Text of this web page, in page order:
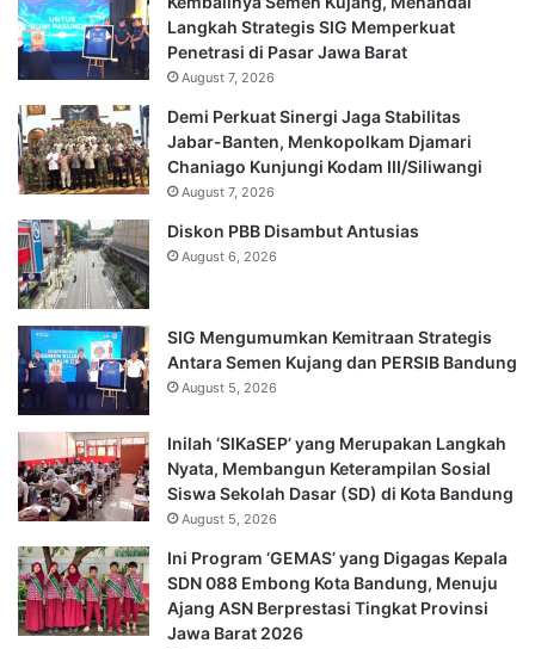
Langkah Strategis SIG Memperkuat
Penetrasi di Pasar Jawa Barat
August 7, 2026
Demi Perkuat Sinergi Jaga Stabilitas
Jabar-Banten, Menkopolkam Djamari
Chaniago Kunjungi Kodam III/Siliwangi
August 7, 2026
Diskon PBB Disambut Antusias
August 6, 2026
SIG Mengumumkan Kemitraan Strategis
Antara Semen Kujang dan PERSIB Bandung
August 5, 2026
Inilah ‘SIKaSEP’ yang Merupakan Langkah
Nyata, Membangun Keterampilan Sosial
Siswa Sekolah Dasar (SD) di Kota Bandung
August 5, 2026
Ini Program ‘GEMAS’ yang Digagas Kepala
SDN 088 Embong Kota Bandung, Menuju
Ajang ASN Berprestasi Tingkat Provinsi
Jawa Barat 2026